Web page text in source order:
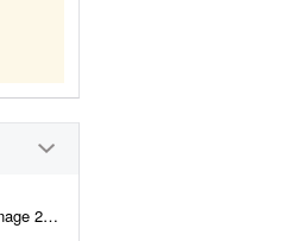
está b...